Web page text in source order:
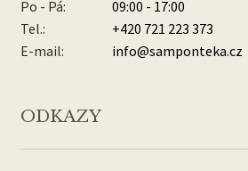
Po - Pá:
09:00 - 17:00
Tel.:
+420 721 223 373
E-mail:
info@samponteka.cz
ODKAZY